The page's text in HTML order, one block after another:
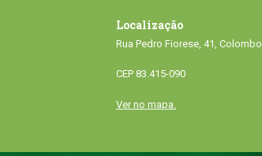
Localização
Rua Pedro Fiorese, 41, Colombo
CEP 83.415-090
Ver no mapa.